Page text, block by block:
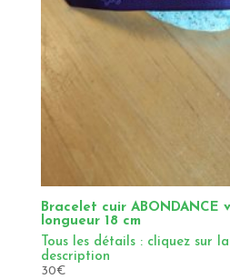
Bracelet cuir ABONDANCE
longueur 18 cm
Tous les détails : cliquez sur
description
30€